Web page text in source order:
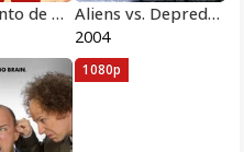
El nacimiento de una nación Aliens vs. Depredador
2004
1080p